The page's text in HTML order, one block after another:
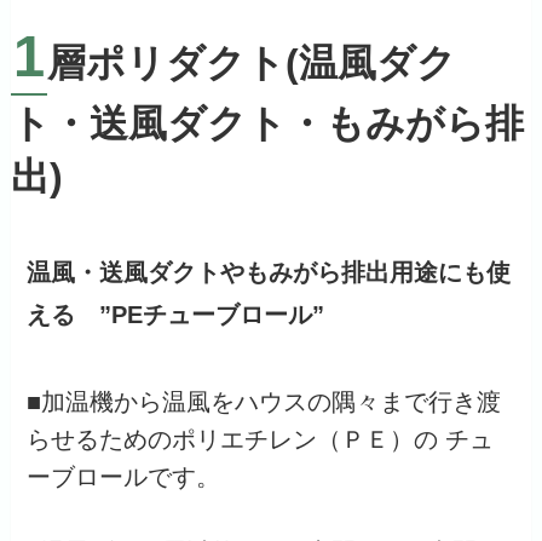
1層ポリダクト(温風ダク
ト・送風ダクト・もみがら排
出)
温風・送風ダクトやもみがら排出用途にも使
える ”PEチューブロール”
■加温機から温風をハウスの隅々まで行き渡
らせるためのポリエチレン（ＰＥ）の チュ
ーブロールです。